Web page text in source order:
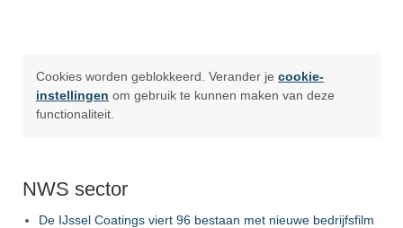
Cookies worden geblokkeerd. Verander je cookie-
instellingen om gebruik te kunnen maken van deze
functionaliteit.
NWS sector
De IJssel Coatings viert 96 bestaan met nieuwe bedrijfsfilm